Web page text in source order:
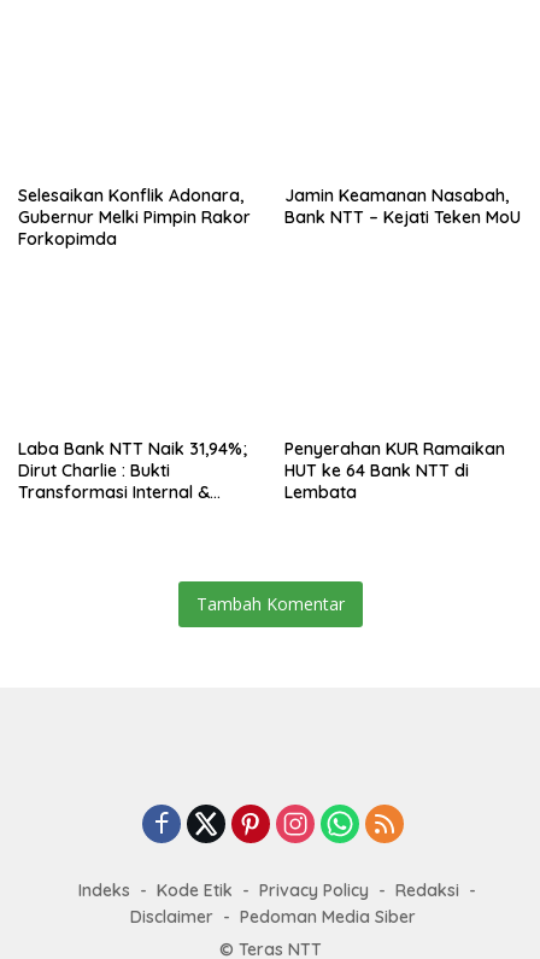
Selesaikan Konflik Adonara,
Gubernur Melki Pimpin Rakor
Forkopimda
Jamin Keamanan Nasabah,
Bank NTT – Kejati Teken MoU
Laba Bank NTT Naik 31,94%;
Dirut Charlie : Bukti
Transformasi Internal &
Penyerahan KUR Ramaikan
HUT ke 64 Bank NTT di
Lembata
Tambah Komentar
Indeks Kode Etik Privacy Policy
Redaksi
Disclaimer
Pedoman Media Siber
© Teras NTT